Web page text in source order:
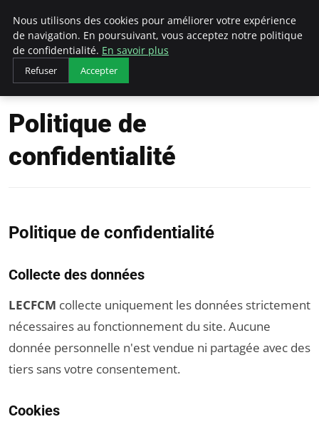
LECFCM
Accueil Politique de confidentialité
Politique de
confidentialité
Politique de confidentialité
Collecte des données
LECFCM collecte uniquement les données strictement
nécessaires au fonctionnement du site. Aucune
donnée personnelle n'est vendue ni partagée avec des
tiers sans votre consentement.
Cookies
Nous utilisons des cookies pour améliorer votre expérience
de navigation. En poursuivant, vous acceptez notre politique
de confidentialité. En savoir plus
Refuser Accepter